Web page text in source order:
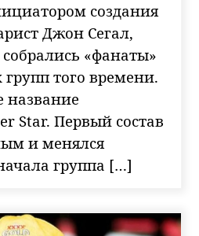
создания
Джон Сегал,
собрались «фанаты»
того времени.
название
Star. Первый состав
и менялся
группа […]